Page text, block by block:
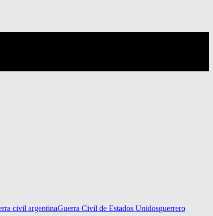
civil argentinaGuerra Civil de Estados Unidosguerrero